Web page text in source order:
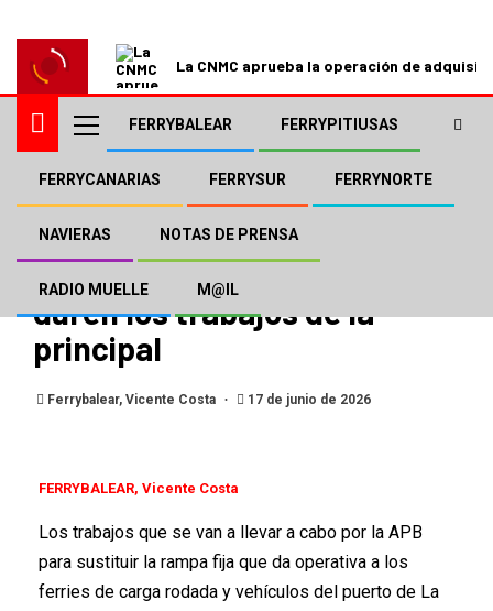
La CNMC aprueba la operación de
FERRYBALEAR FERRYPITIUSAS
FERRYCANARIAS FERRYSUR FERRYNORTE
NAVIERAS NOTAS DE PRENSA
RADIO MUELLE M@IL
La Savina contará con una
rampa auxiliar mientras
duren los trabajos de la
principal
Ferrybalear, Vicente Costa 17 de junio de 2026
FERRYBALEAR, Vicente Costa
Los trabajos que se van a llevar a cabo por la APB
para sustituir la rampa fija que da operativa a los
ferries de carga rodada y vehículos del puerto de La